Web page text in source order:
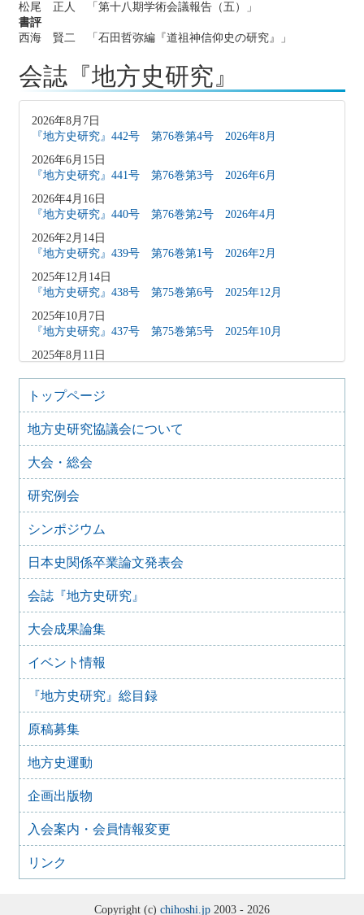
松尾 正人 「第十八期学術会議報告（五）」
書評
西海 賢二 「石田哲弥編『道祖神信仰史の研究』」
会誌『地方史研究』
2026年8月7日
『地方史研究』442号 第76巻第4号 2026年8月
2026年6月15日
『地方史研究』441号 第76巻第3号 2026年6月
2026年4月16日
『地方史研究』440号 第76巻第2号 2026年4月
2026年2月14日
『地方史研究』439号 第76巻第1号 2026年2月
2025年12月14日
『地方史研究』438号 第75巻第6号 2025年12月
2025年10月7日
『地方史研究』437号 第75巻第5号 2025年10月
2025年8月11日
2025年8月10日
「原稿募集」を変更致しました
2025年6月9日
『地方史研究』435号 第75巻第3号 2025年6月
2025年4月9日
『地方史研究』434号 第75巻第2号 2025年4月
2025年2月10日
『地方史研究』433号 第75巻第1号 2025年2月
『地方史研究』432号 第74巻第6号 2024年12月
2024年11月21日
『地方史研究』431号 第74巻第5号 2024年10月
2024年11月20日
『地方史研究』430号 第74巻第4号 2024年8月
2024年6月4日
『地方史研究』429号 第75巻第3号 2024年6月
2024年6月4日
『地方史研究』428号 第74巻第2号 2024年4月
2024年6月4日
『地方史研究』427号 第74巻第1号 2024年2月
『地方史研究』426号 第73巻第6号 2023年12月
2023年12月24日
『地方史研究』425号 第73巻第5号 2023年10月
2023年8月15日
『地方史研究』424号 第73巻第4号 2023年8月
トップページ
地方史研究協議会について
大会・総会
研究例会
シンポジウム
日本史関係卒業論文発表会
会誌『地方史研究』
大会成果論集
イベント情報
『地方史研究』総目録
原稿募集
地方史運動
企画出版物
入会案内・会員情報変更
リンク
Copyright (c) chihoshi.jp 2003 - 2026